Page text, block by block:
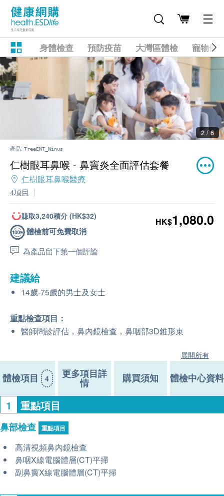
身體檢查 預防疫苗 大灣區體檢 寵物健
2 / 6
產品: TreeENT_Ninus
仁樹眼耳鼻喉 - 鼻竇炎全面評估套餐
仁樹眼耳鼻喉醫療
4項目
賺取3,240積分 (HK$32)
體檢前可免費取消
為產品留下第一個評論
HK$1,080.0
建議給
14歲-75歲的男士及女士
重點檢查項目：
醫師問診評估，鼻內鏡檢查，鼻咽部3D錐形束
展開所有
體檢項目 4 更多項目詳
情 購買須知 體檢中心資料
1 重點項目
鼻部檢查 重點項目
高清視頻鼻內鏡檢查
鼻咽X線電腦體層(CT)平掃
副鼻竇X線電腦體層(CT)平掃